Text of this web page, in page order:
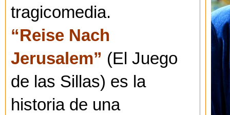
tragicomedia.
“Reise Nach
Jerusalem” (El Juego
de las Sillas) es la
historia de una